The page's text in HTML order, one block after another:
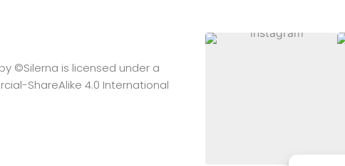
©Silerna is licensed under a
ShareAlike 4.0 International